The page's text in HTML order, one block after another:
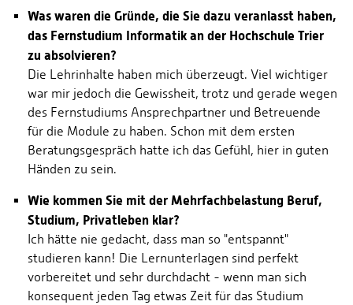
Was waren die Gründe, die Sie dazu veranlasst haben,
das Fernstudium Informatik an der Hochschule Trier
zu absolvieren?
Die Lehrinhalte haben mich überzeugt. Viel wichtiger
war mir jedoch die Gewissheit, trotz und gerade wegen
des Fernstudiums Ansprechpartner und Betreuende
für die Module zu haben. Schon mit dem ersten
Beratungsgespräch hatte ich das Gefühl, hier in guten
Händen zu sein.
Wie kommen Sie mit der Mehrfachbelastung Beruf,
Studium, Privatleben klar?
Ich hätte nie gedacht, dass man so "entspannt"
studieren kann! Die Lernunterlagen sind perfekt
vorbereitet und sehr durchdacht - wenn man sich
konsequent jeden Tag etwas Zeit für das Studium